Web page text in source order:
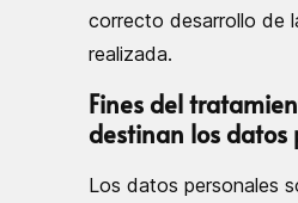
correcto desarrollo de
realizada.
Fines del
destinan los datos
Los datos personales